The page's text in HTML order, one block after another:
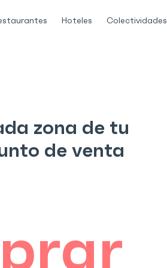
Hoteles Colectividades
zona de tu
de venta